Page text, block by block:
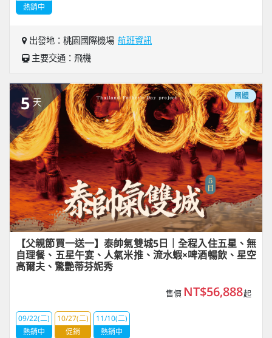
熱銷中
出發地：桃園國際機場 航班資訊
主要交通：飛機
5 天
團體
【父親節買一送一】泰帥氣雙城5日｜全程入住五星、無
自理餐、五星午宴、人氣米推、流水蝦×啤酒暢飲、星空
高爾夫、驚艷蒂芬妮秀
售價 NT$56,888起
09/22(二)
熱銷中
10/27(二)
促銷
11/10(二)
熱銷中